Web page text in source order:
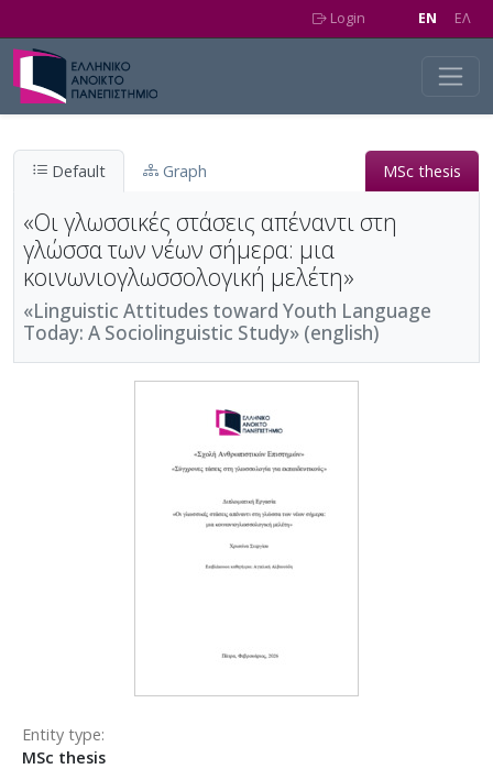
Login EN EΛ
Default Graph MSc thesis
«Οι γλωσσικές στάσεις απέναντι στη
γλώσσα των νέων σήμερα: μια
κοινωνιογλωσσολογική μελέτη»
«Linguistic Attitudes toward Youth Language
Today: A Sociolinguistic Study» (english)
Entity type
MSc thesis